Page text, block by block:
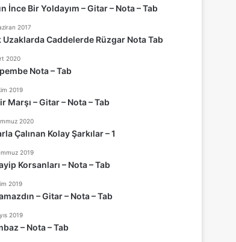
İnce Bir Yoldayım – Gitar – Nota – Tab
2017
Uzaklarda Caddelerde Rüzgar Nota Tab
2020
Nota – Tab
2019
Marşı – Gitar – Nota – Tab
2020
Çalınan Kolay Şarkılar – 1
2019
Korsanları – Nota – Tab
2019
– Gitar – Nota – Tab
2019
– Nota – Tab